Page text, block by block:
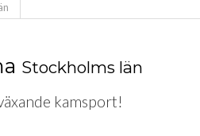
Stockholms län
kamsport!